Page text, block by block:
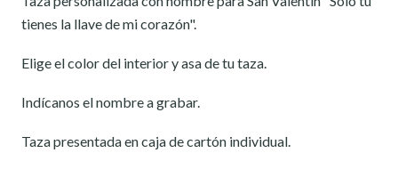
tienes la llave de mi corazón".
Elige el color del interior y asa de tu taza.
Indícanos el nombre a grabar.
Taza presentada en caja de cartón individual.